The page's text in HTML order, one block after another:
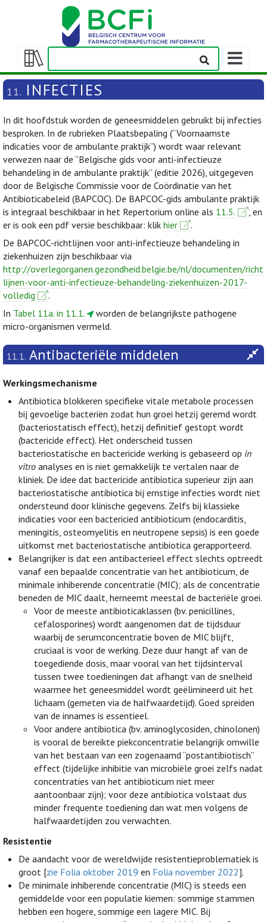
Weergeven/verbergen
inhoudstafel
11. INFECTIES
In dit hoofdstuk worden de geneesmiddelen gebruikt bij infecties
besproken. In de rubrieken Plaatsbepaling (“Voornaamste
indicaties voor de ambulante praktijk”) wordt waar relevant
verwezen naar de “Belgische gids voor anti-infectieuze
behandeling in de ambulante praktijk” (editie 2026), uitgegeven
door de Belgische Commissie voor de Coördinatie van het
Antibioticabeleid (BAPCOC). De BAPCOC-gids ambulante praktijk
is integraal beschikbaar in het Repertorium online als 11.5.
, en
er is ook een pdf versie beschikbaar: klik hier
.
De BAPCOC-richtlijnen voor anti-infectieuze behandeling in
ziekenhuizen zijn beschikbaar via
http://overlegorganen.gezondheid.belgie.be/nl/documenten/richt
lijnen-voor-anti-infectieuze-behandeling-ziekenhuizen-2017-
volledig
.
In Tabel 11a. in 11.1.
worden de belangrijkste pathogene
micro-organismen vermeld.
11.1. Antibacteriële middelen
Werkingsmechanisme
Antibiotica blokkeren specifieke vitale metabole processen
bij gevoelige bacteriën zodat hun groei hetzij geremd wordt
(bacteriostatisch effect), hetzij definitief gestopt wordt
(bactericide effect). Het onderscheid tussen
bacteriostatische en bactericide werking is gebaseerd op in
vitro analyses en is niet gemakkelijk te vertalen naar de
kliniek. De idee dat bactericide antibiotica superieur zijn aan
bacteriostatische antibiotica bij ernstige infecties wordt niet
ondersteund door klinische gegevens. Zelfs bij klassieke
indicaties voor een bactericied antibioticum (endocarditis,
meningitis, osteomyelitis en neutropene sepsis) is een goede
uitkomst met bacteriostatische antibiotica gerapporteerd.
Belangrijker is dat een antibacterieel effect slechts optreedt
vanaf een bepaalde concentratie van het antibioticum, de
minimale inhiberende concentratie (MIC); als de concentratie
beneden de MIC daalt, herneemt meestal de bacteriële groei.
Voor de meeste antibioticaklassen (bv. penicillines,
cefalosporines) wordt aangenomen dat de tijdsduur
waarbij de serumconcentratie boven de MIC blijft,
cruciaal is voor de werking. Deze duur hangt af van de
toegediende dosis, maar vooral van het tijdsinterval
tussen twee toedieningen dat afhangt van de snelheid
waarmee het geneesmiddel wordt geëlimineerd uit het
lichaam (gemeten via de halfwaardetijd). Goed spreiden
van de innames is essentieel.
Voor andere antibiotica (bv. aminoglycosiden, chinolonen)
is vooral de bereikte piekconcentratie belangrijk omwille
van het bestaan van een zogenaamd “postantibiotisch”
effect (tijdelijke inhibitie van microbiële groei zelfs nadat
concentraties van het antibioticum niet meer
aantoonbaar zijn); voor deze antibiotica volstaat dus
minder frequente toediening dan wat men volgens de
halfwaardetijden zou verwachten.
Resistentie
De aandacht voor de wereldwijde resistentieproblematiek is
groot [zie Folia oktober 2019 en Folia november 2022].
De minimale inhiberende concentratie (MIC) is steeds een
gemiddelde voor een populatie kiemen: sommige stammen
hebben een hogere, sommige een lagere MIC. Bij